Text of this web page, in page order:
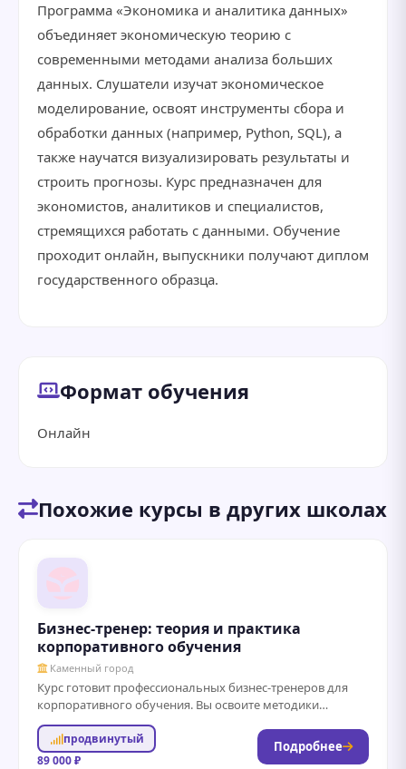
Программа «Экономика и аналитика данных»
объединяет экономическую теорию с
современными методами анализа больших
данных. Слушатели изучат экономическое
моделирование, освоят инструменты сбора и
обработки данных (например, Python, SQL), а
также научатся визуализировать результаты и
строить прогнозы. Курс предназначен для
экономистов, аналитиков и специалистов,
стремящихся работать с данными. Обучение
проходит онлайн, выпускники получают диплом
государственного образца.
Формат обучения
Онлайн
Похожие курсы в других школах
Бизнес-тренер: теория и практика
корпоративного обучения
Каменный город
Курс готовит профессиональных бизнес-тренеров для
корпоративного обучения. Вы освоите методики
разработки и проведения тренингов, научитесь работать
с группой и оценивать...
продвинутый
89 000 ₽
Подробнее